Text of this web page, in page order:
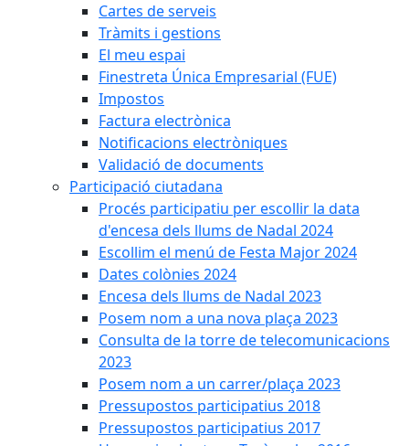
Cartes de serveis
Tràmits i gestions
El meu espai
Finestreta Única Empresarial (FUE)
Impostos
Factura electrònica
Notificacions electròniques
Validació de documents
Participació ciutadana
Procés participatiu per escollir la data
d'encesa dels llums de Nadal 2024
Escollim el menú de Festa Major 2024
Dates colònies 2024
Encesa dels llums de Nadal 2023
Posem nom a una nova plaça 2023
Consulta de la torre de telecomunicacions
2023
Posem nom a un carrer/plaça 2023
Pressupostos participatius 2018
Pressupostos participatius 2017